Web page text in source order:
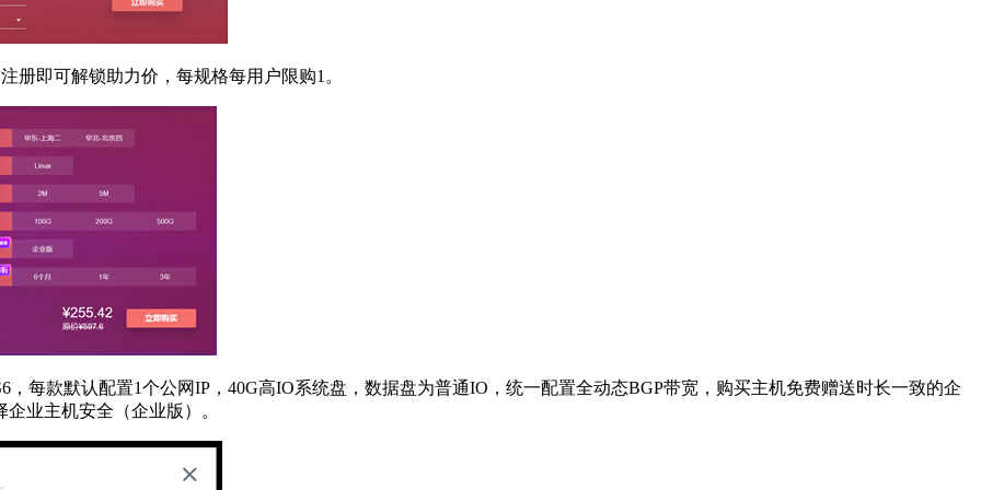
册即可解锁助力价，每规格每用户限购1。
每款默认配置1个公网IP，40G高IO系统盘，数据盘为普通IO，统一配置全动态BGP带宽，购买主机免费赠送时长一致的企
业主机安全（企业版）。